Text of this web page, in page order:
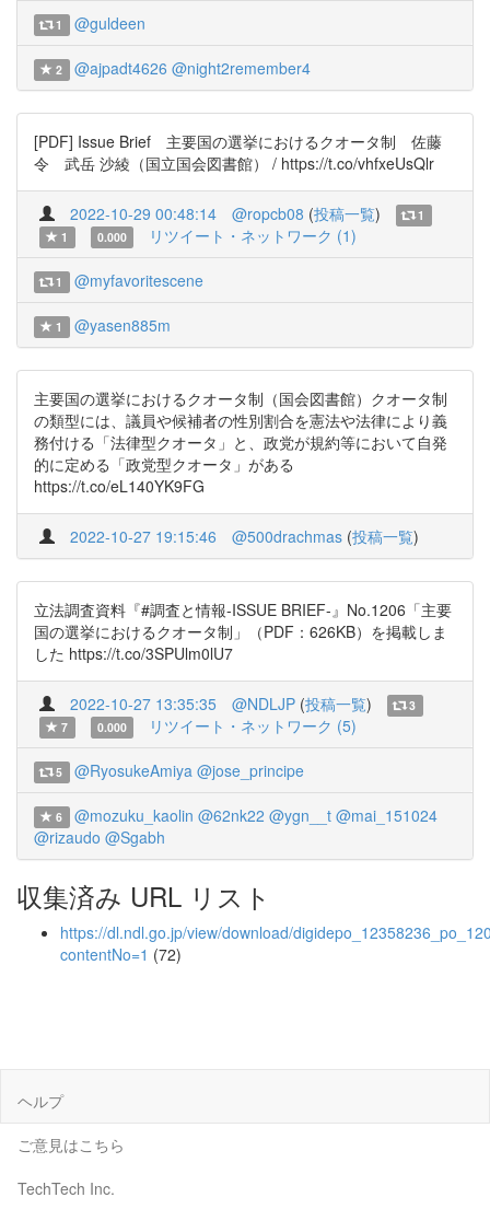
1 @guldeen
2 @ajpadt4626 @night2remember4
[PDF] Issue Brief 主要国の選挙におけるクオータ制 佐藤
令 武岳 沙綾（国立国会図書館） / https://t.co/vhfxeUsQlr
2022-10-29 00:48:14 @ropcb08 (投稿一覧)
1
1
0.000 リツイート・ネットワーク (1)
1 @myfavoritescene
1 @yasen885m
主要国の選挙におけるクオータ制（国会図書館）クオータ制
の類型には、議員や候補者の性別割合を憲法や法律により義
務付ける「法律型クオータ」と、政党が規約等において自発
的に定める「政党型クオータ」がある
https://t.co/eL140YK9FG
2022-10-27 19:15:46 @500drachmas (投稿一覧)
立法調査資料『#調査と情報-ISSUE BRIEF-』No.1206「主要
国の選挙におけるクオータ制」（PDF：626KB）を掲載しま
した https://t.co/3SPUlm0lU7
2022-10-27 13:35:35 @NDLJP (投稿一覧)
3
7
0.000 リツイート・ネットワーク (5)
5 @RyosukeAmiya @jose_principe
6 @mozuku_kaolin @62nk22 @ygn__t @mai_151024
@rizaudo @Sgabh
収集済み URL リスト
https://dl.ndl.go.jp/view/download/
contentNo=1 (72)
ヘルプ
ご意見はこちら
TechTech Inc.